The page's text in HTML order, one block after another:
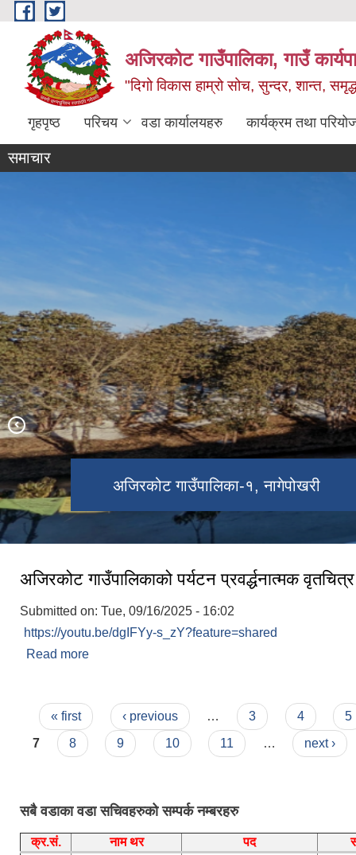
Skip to main content
अजिरकोट गाउँपालिका, गाउँ
"दिगो विकास हाम्रो सोच, सुन्दर, शान्त,
गृहपृष्ठ परिचय वडा कार्यालयहरु कार्यक्रम तथा
समाचार
अजिरकोट गाउँपालिकाबाट देखिने बौद्ध हिमाल
अजिरकोट गाउँपालिका-१, नागेपोखरी
अजिरकोट गाउँपालिका -०३, भच्चेक बजार
अजिरकोट गाउँपालिका-४, झ्याल्ला भूमे मन्दिर
अजिरकोट गाउँपालिकाको पर्यटन प्रवर्द्धनात्मक
Submitted on: Tue, 09/16/2025 - 16:02
https://youtu.be/dgIFYy-s_zY?feature=shared
Read more
Pages
« first ‹ previous … 3 4 5
7
8 9 10 11 … next ›
सबै वडाका वडा सचिवहरुको सम्पर्क नम्बरहरु
क्र.सं. नाम थर पद